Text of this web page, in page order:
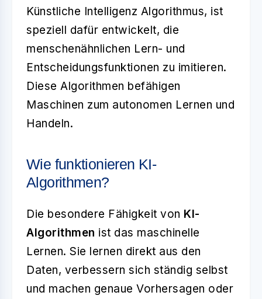
Künstliche Intelligenz Algorithmus, ist
speziell dafür entwickelt, die
menschenähnlichen Lern- und
Entscheidungsfunktionen zu imitieren.
Diese Algorithmen befähigen
Maschinen zum autonomen Lernen und
Handeln.
Wie funktionieren KI-
Algorithmen?
Die besondere Fähigkeit von KI-
Algorithmen ist das maschinelle
Lernen. Sie lernen direkt aus den
Daten, verbessern sich ständig selbst
und machen genaue Vorhersagen oder